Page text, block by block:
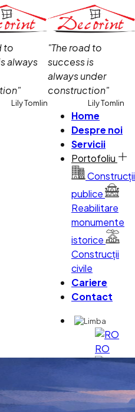
to
always
Lily Tomlin
"The road to
success is
always under
construction"
Lily Tomlin
Home
Despre noi
Servicii
Portofoliu
Construcții
publice
Reabilitare
monumente
istorice
Construcții
civile
Cariere
Contact
RO
HU